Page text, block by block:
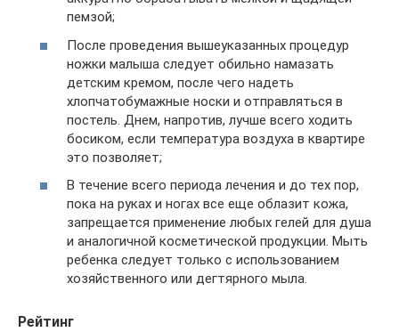
пемзой;
После проведения вышеуказанных процедур
ножки малыша следует обильно намазать
детским кремом, после чего надеть
хлопчатобумажные носки и отправляться в
постель. Днем, напротив, лучше всего ходить
босиком, если температура воздуха в квартире
это позволяет;
В течение всего периода лечения и до тех пор,
пока на руках и ногах все еще облазит кожа,
запрещается применение любых гелей для душа
и аналогичной косметической продукции. Мыть
ребенка следует только с использованием
хозяйственного или дегтярного мыла.
Рейтинг